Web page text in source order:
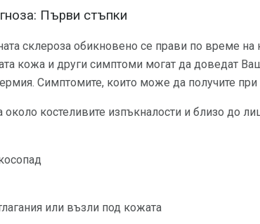
Първи стъпки
склероза обикновено се прави по време
кожа и други симптоми могат да доведат
Симптомите, които може да получите
около костеливите изпъкналости и близо до
или възли под кожата